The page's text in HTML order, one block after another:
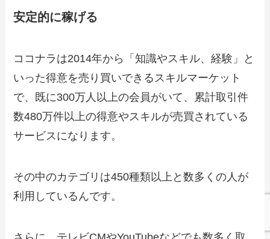
安定的に稼げる
ココナラは2014年から「知識やスキル、経験」と
いった得意を売り買いできるスキルマーケット
で、既に300万人以上の会員がいて、累計取引件
数480万件以上の得意やスキルが売買されている
サービスになります。
その中のカテゴリは450種類以上と数多くの人が
利用しているんです。